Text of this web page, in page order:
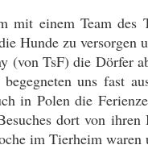
mit einem Team
Hunde zu
(von TsF) die Dörfer
uns fast
in Polen die
dort von
im Tierheim